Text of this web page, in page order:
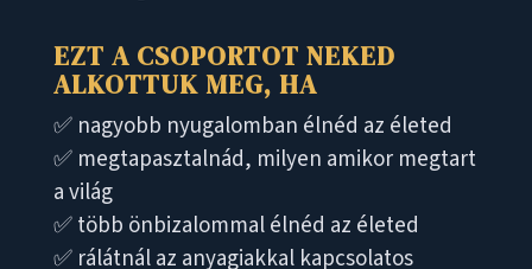
EZT A CSOPORTOT NEKED
ALKOTTUK MEG, HA
✅ nagyobb nyugalomban élnéd az életed
✅ megtapasztalnád, milyen amikor megtart
a világ
✅ több önbizalommal élnéd az életed
✅ rálátnál az anyagiakkal kapcsolatos